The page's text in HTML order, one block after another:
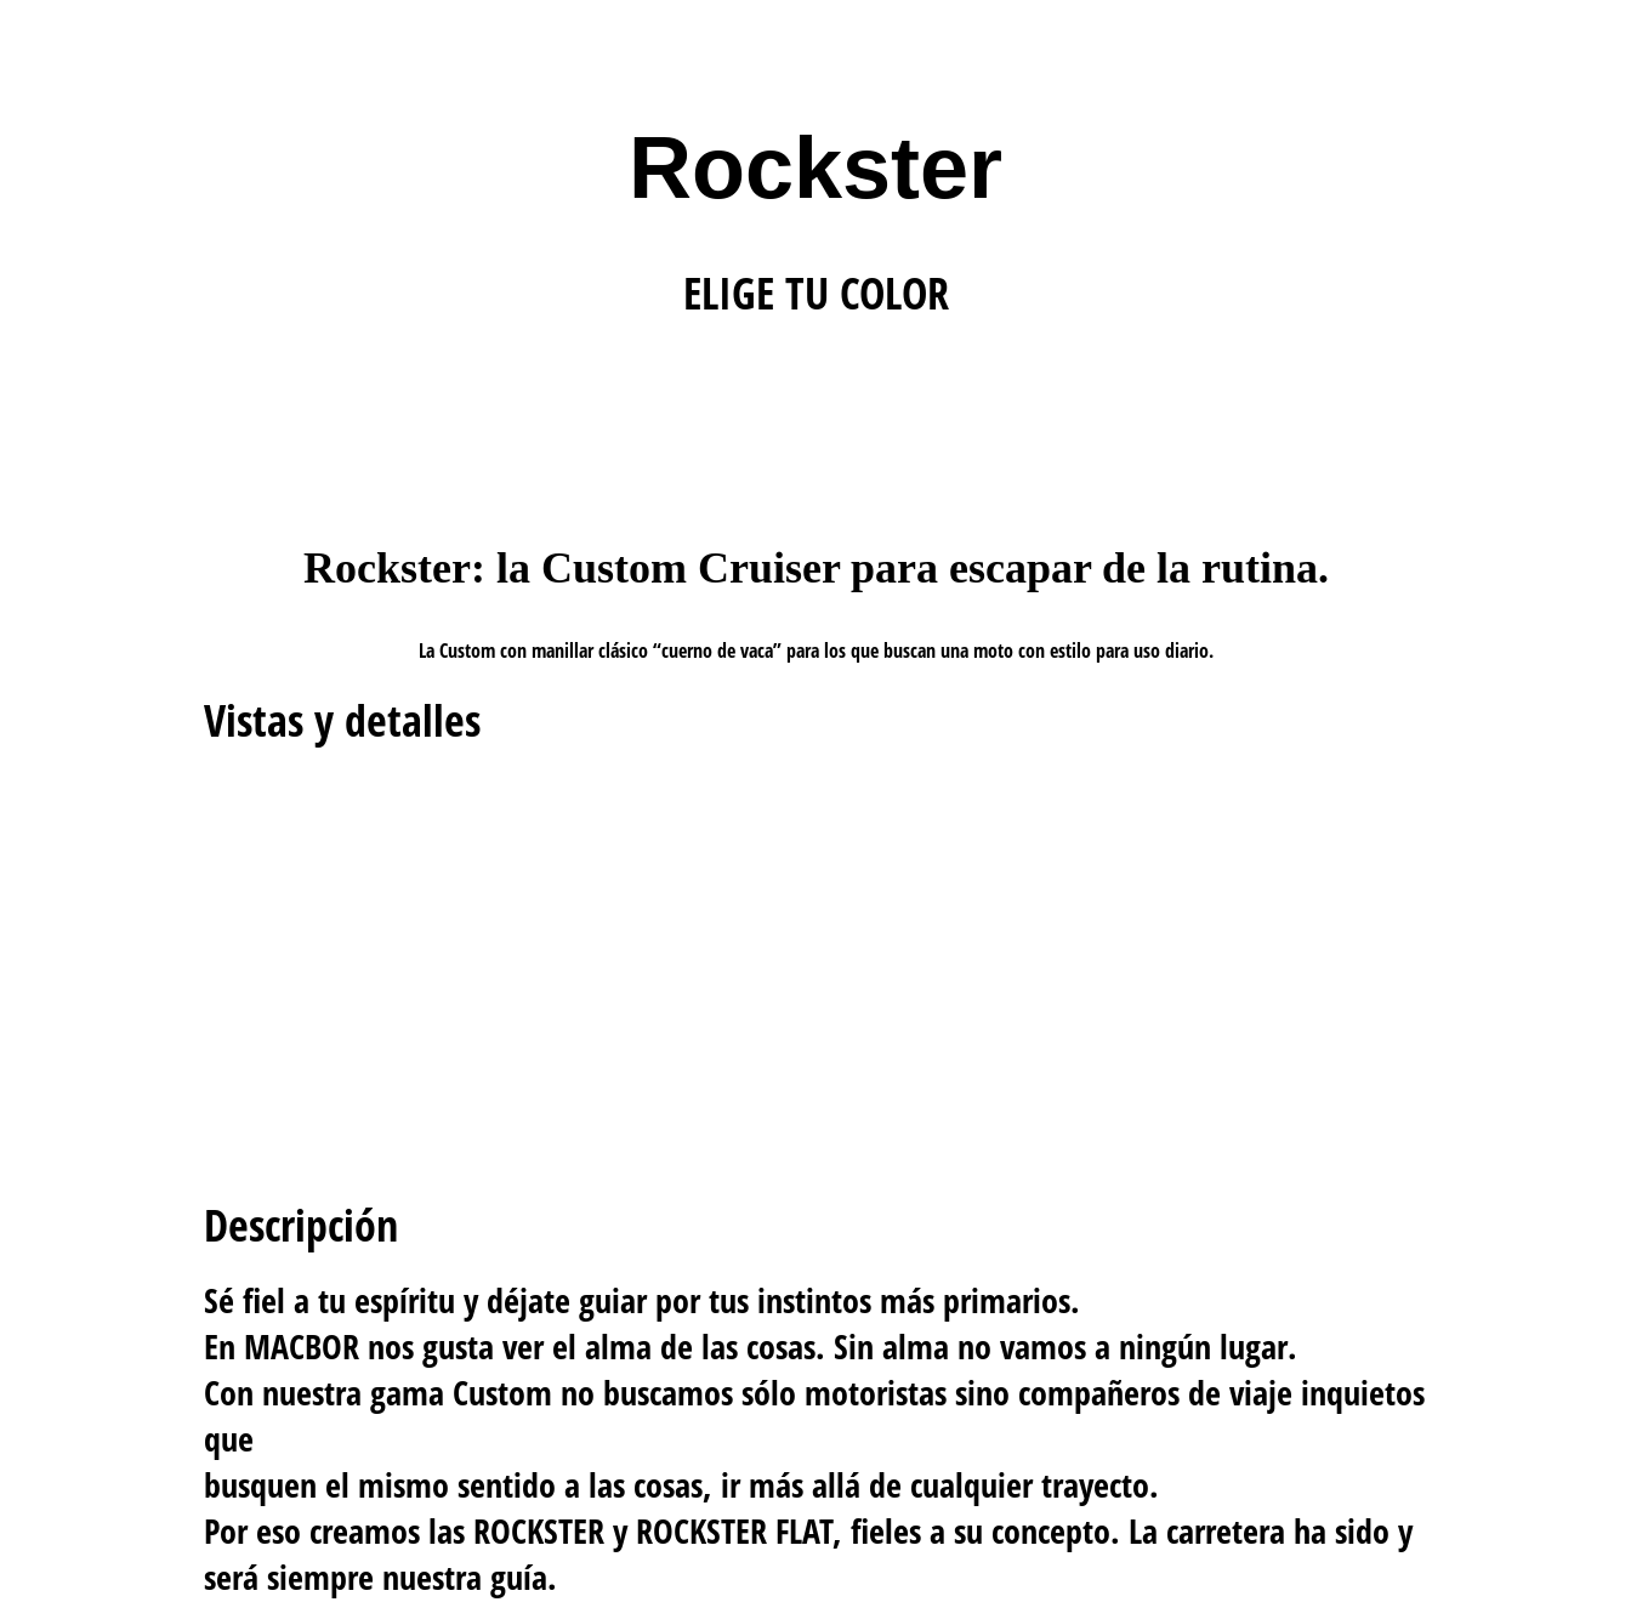
Rockster
ELIGE TU COLOR
Rockster: la Custom Cruiser para escapar de la rutina.
La Custom con manillar clásico “cuerno de vaca” para los que buscan una moto con estilo para uso diario.
Vistas y detalles
Descripción
Sé fiel a tu espíritu y déjate guiar por tus instintos más primarios.
En MACBOR nos gusta ver el alma de las cosas. Sin alma no vamos a ningún lugar.
Con nuestra gama Custom no buscamos sólo motoristas sino compañeros de viaje inquietos
que
busquen el mismo sentido a las cosas, ir más allá de cualquier trayecto.
Por eso creamos las ROCKSTER y ROCKSTER FLAT, fieles a su concepto. La carretera ha sido y
será siempre nuestra guía.